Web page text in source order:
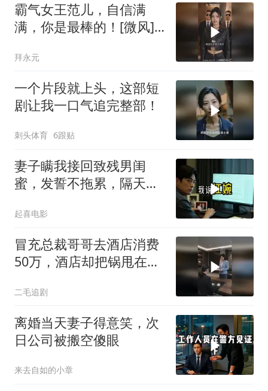
霸气女王范儿，自信满
满，你是最棒的！[微风]
拜永元
一个片段就上头，这部短
剧让我一口气追完整部！
刺头体育 6跟贴
妻子瞒我接回致残男闺
蜜，发誓不拖累，隔天我
起喜电影
冒充总裁哥哥去酒店消费
50万，酒店却把锅甩在总
二毛追剧
离婚当天妻子得意笑，次
日公司被搬空傻眼
来去自如的小章